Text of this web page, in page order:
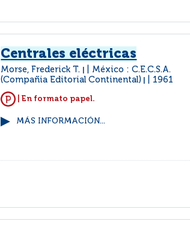
Centrales eléctricas
Morse, Frederick T.
México : C.E.C.S.A.
(Compañia Editorial Continental)
1961
| En formato papel.
MÁS INFORMACIÓN...